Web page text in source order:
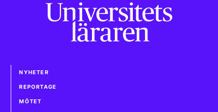
NYHETER
REPORTAGE
MÖTET